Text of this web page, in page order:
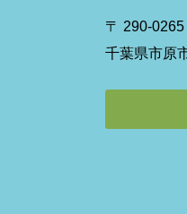
〒 290-0265
千葉県市原